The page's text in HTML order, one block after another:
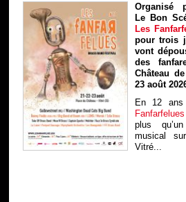
Organisé
Le Bon
Les
pour trois
vont
des
Château
23 août
En 12 ans
Fanfarfelues
plus
musical
Vitré...